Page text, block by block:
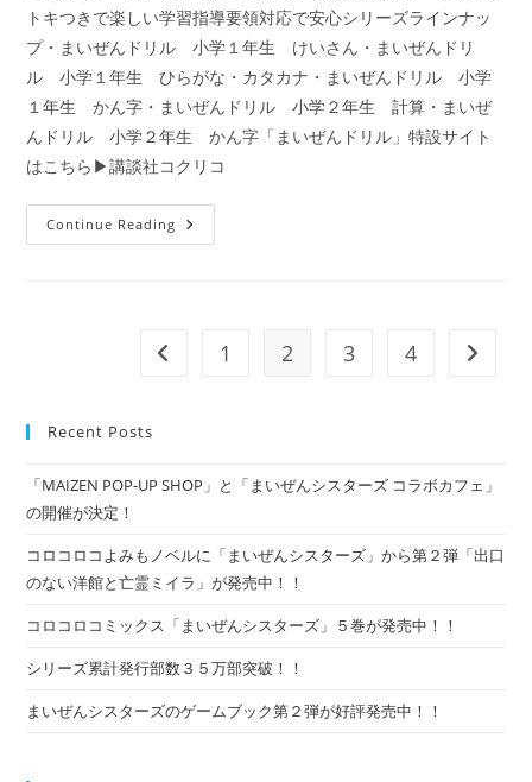
トキつきで楽しい学習指導要領対応で安心シリーズラインナッ
プ・まいぜんドリル 小学１年生 けいさん・まいぜんドリ
ル 小学１年生 ひらがな・カタカナ・まいぜんドリル 小学
１年生 かん字・まいぜんドリル 小学２年生 計算・まいぜ
んドリル 小学２年生 かん字「まいぜんドリル」特設サイト
はこちら▶講談社コクリコ
Continue Reading 勉
強
ま
シ
ス
タ
ズ
の
ド
リ
が
新
Go to the previous page
1 2 3 4 Go to
Recent Posts
「MAIZEN POP-UP SHOP」と「まいぜんシスターズ コラボカフェ」
の開催が決定！
コロコロコよみもノベルに「まいぜんシスターズ」から第２弾「出口
のない洋館と亡霊ミイラ」が発売中！！
コロコロコミックス「まいぜんシスターズ」５巻が発売中！！
シリーズ累計発行部数３５万部突破！！
まいぜんシスターズのゲームブック第２弾が好評発売中！！